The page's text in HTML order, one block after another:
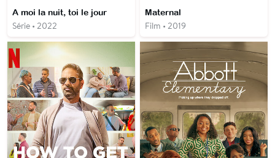
A moi la nuit, toi le jour
Série • 2022
Maternal
Film • 2019